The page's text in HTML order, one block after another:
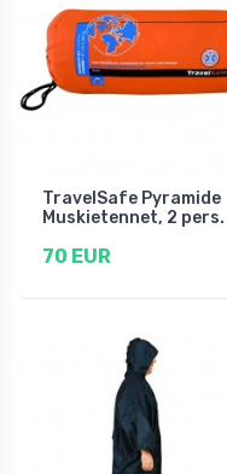
TravelSafe Pyramide
Muskietennet, 2 pers.
70 EUR